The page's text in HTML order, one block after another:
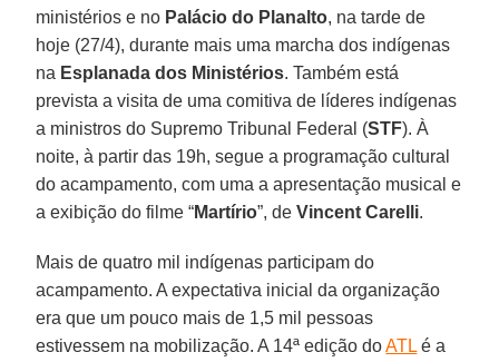
ministérios e no Palácio do Planalto, na tarde de
hoje (27/4), durante mais uma marcha dos indígenas
na Esplanada dos Ministérios. Também está
prevista a visita de uma comitiva de líderes indígenas
a ministros do Supremo Tribunal Federal (STF). À
noite, à partir das 19h, segue a programação cultural
do acampamento, com uma a apresentação musical e
a exibição do filme “Martírio”, deVincent Carelli.
Mais de quatro mil indígenas participam do
acampamento. A expectativa inicial da organização
era que um pouco mais de 1,5 mil pessoas
estivessem na mobilização. A 14ª edição doATL é a